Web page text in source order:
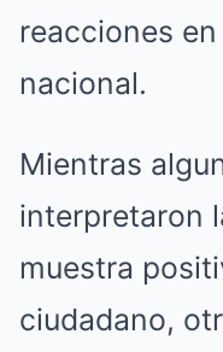
reacciones
nacional.
Mientras
interpretaron
muestra
ciudadano,